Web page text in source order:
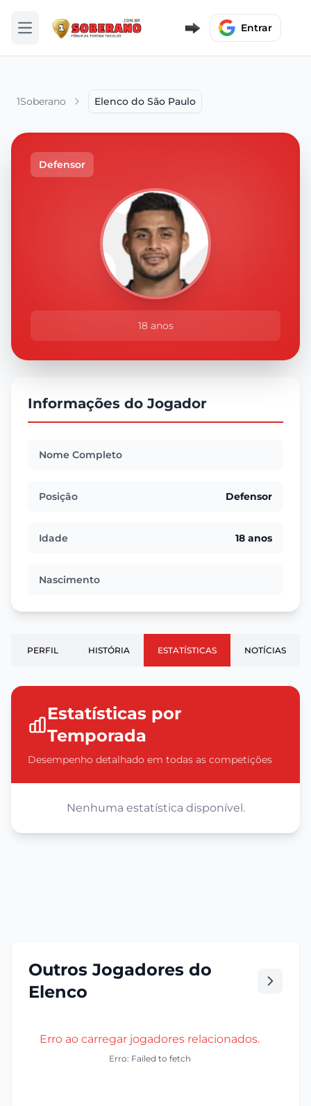
Abrir menu Entrar
1Soberano Elenco do São Paulo
Defensor
18 anos
Informações do Jogador
Nome Completo
Posição Defensor
Idade 18 anos
Nascimento
PERFIL HISTÓRIA ESTATÍSTICAS NOTÍCIAS
Estatísticas por
Temporada
Desempenho detalhado em todas as competições
Nenhuma estatística disponível.
Outros Jogadores do
Elenco
Erro ao carregar jogadores relacionados.
Erro: Failed to fetch